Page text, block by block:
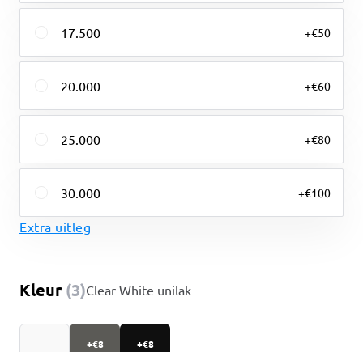
17.500 +€50
20.000 +€60
25.000 +€80
30.000 +€100
Extra uitleg
Kleur (3)Clear White unilak
+€8 +€8